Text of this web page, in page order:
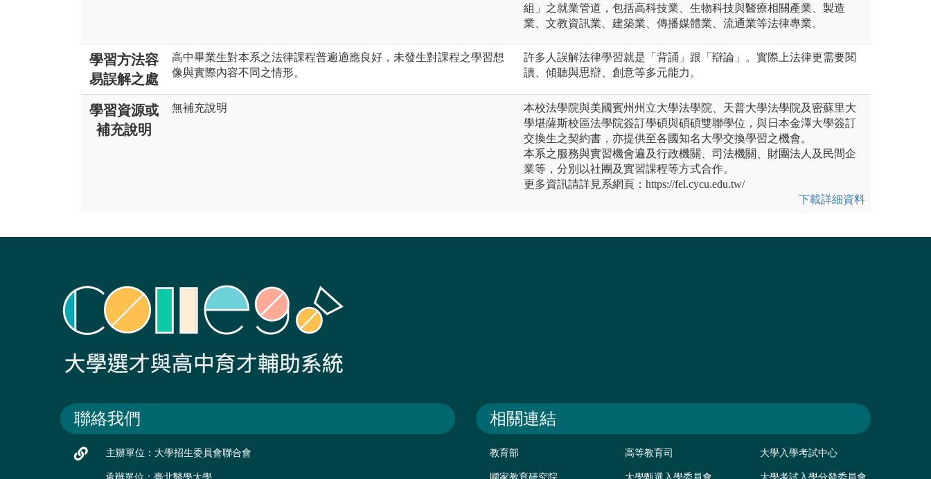
組」之就業管道，包括高科技業、生物科技與醫療相關產業、製造
業、文教資訊業、建築業、傳播媒體業、流通業等法律專業。
學習方法容
易誤解之處
高中畢業生對本系之法律課程普遍適應良好，未發生對課程之學習想
像與實際內容不同之情形。
許多人誤解法律學習就是「背誦」跟「辯論」。實際上法律更需要閱
讀、傾聽與思辯、創意等多元能力。
學習資源或
補充說明
無補充說明
本校法學院與美國賓州州立大學法學院、天普大學法學院及密蘇里大
學堪薩斯校區法學院簽訂學碩與碩碩雙聯學位，與日本金澤大學簽訂
交換生之契約書，亦提供至各國知名大學交換學習之機會。
本系之服務與實習機會遍及行政機關、司法機關、財團法人及民間企
業等，分別以社團及實習課程等方式合作。
更多資訊請詳見系網頁：https://fel.cycu.edu.tw/
下載詳細資料
聯絡我們
主辦單位：大學招生委員會聯合會
相關連結
教育部 高等教育司 大學入學考試中心